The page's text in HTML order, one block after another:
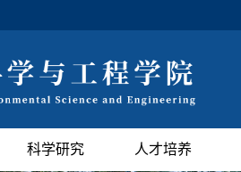
科学研究 人才培养